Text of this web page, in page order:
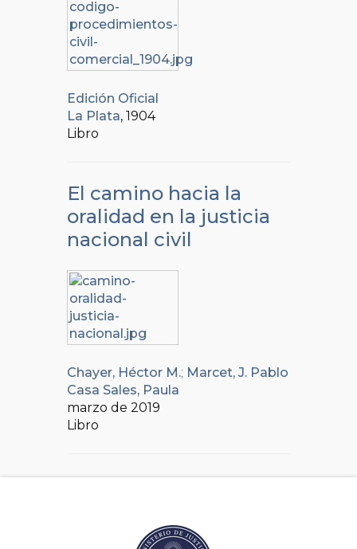
Edición Oficial
La Plata, 1904
Libro
El camino hacia la
oralidad en la justicia
nacional civil
Chayer, Héctor M.; Marcet, J. Pablo
Casa Sales, Paula
marzo de 2019
Libro